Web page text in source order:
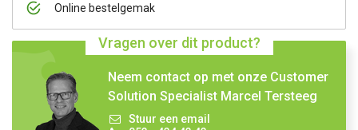
Online bestelgemak
Vragen over dit product?
Neem contact op met onze Customer
Solution Specialist Marcel Tersteeg
Stuur een email